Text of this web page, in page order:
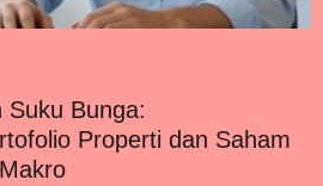
Suku Bunga:
Properti dan Saham